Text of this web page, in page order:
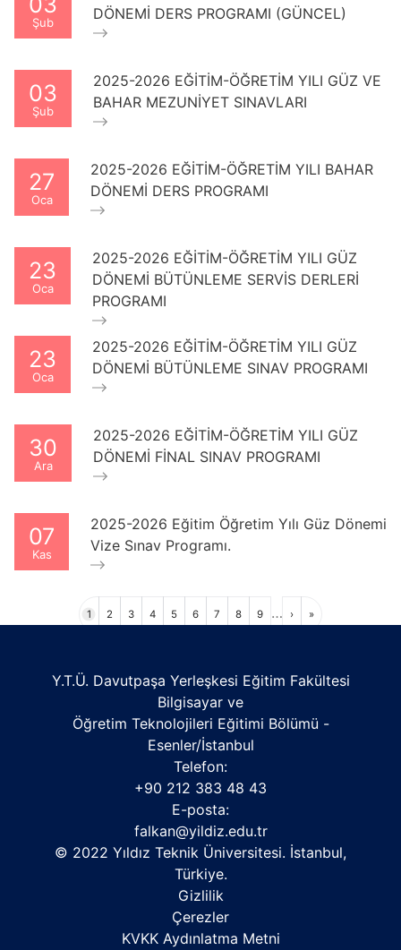
Şub
DÖNEMİ DERS PROGRAMI (GÜNCEL)
03
Şub
2025-2026 EĞİTİM-ÖĞRETİM YILI GÜZ VE
BAHAR MEZUNİYET SINAVLARI
27
Oca
2025-2026 EĞİTİM-ÖĞRETİM YILI BAHAR
DÖNEMİ DERS PROGRAMI
23
Oca
2025-2026 EĞİTİM-ÖĞRETİM YILI GÜZ
DÖNEMİ BÜTÜNLEME SERVİS DERLERİ
PROGRAMI
23
Oca
2025-2026 EĞİTİM-ÖĞRETİM YILI GÜZ
DÖNEMİ BÜTÜNLEME SINAV PROGRAMI
30
Ara
2025-2026 EĞİTİM-ÖĞRETİM YILI GÜZ
DÖNEMİ FİNAL SINAV PROGRAMI
07
Kas
2025-2026 Eğitim Öğretim Yılı Güz Dönemi
Vize Sınav Programı.
Sayfalama
Sayfa
1 Sayfa
2 Sayfa
3 Sayfa
4 Sayfa
5 Sayfa
6 Sayfa
7 Sayfa
8 Sayfa
9 …
Sonraki
›
Son
»
Y.T.Ü. Davutpaşa Yerleşkesi Eğitim Fakültesi
Bilgisayar ve
Öğretim Teknolojileri Eğitimi Bölümü -
Esenler/İstanbul
Telefon:
+90 212 383 48 43
E-posta:
falkan@yildiz.edu.tr
© 2022 Yıldız Teknik Üniversitesi. İstanbul,
Türkiye.
Gizlilik
Çerezler
KVKK Aydınlatma Metni